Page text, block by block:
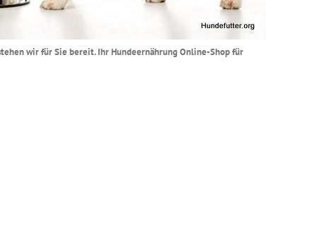
wir für Sie bereit. Ihr Hundeernährung Online-Shop für